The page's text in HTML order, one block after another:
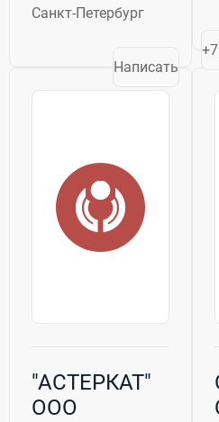
промышленности.
Станки для
деревообработки,
плазменной
Широкий...
Санкт-Петербург
Написать
"АСТЕРКАТ"
ООО